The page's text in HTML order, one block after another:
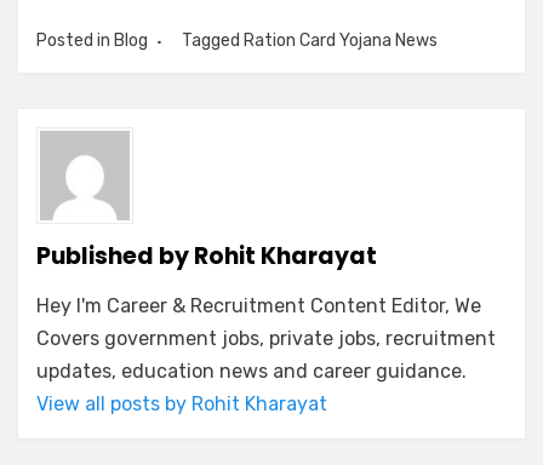
Posted in Blog Tagged Ration Card Yojana News
Published byRohit Kharayat
Hey I'm Career & Recruitment Content Editor, We
Covers government jobs, private jobs, recruitment
updates, education news and career guidance.
View all posts by Rohit Kharayat